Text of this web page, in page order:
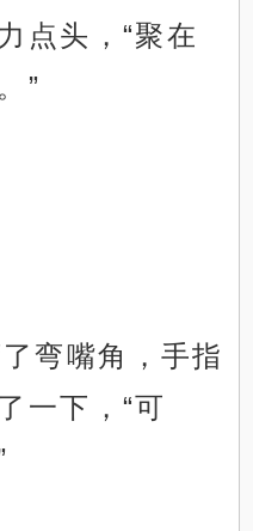
点头，“聚在
”
弯嘴角，手指
一下，“可